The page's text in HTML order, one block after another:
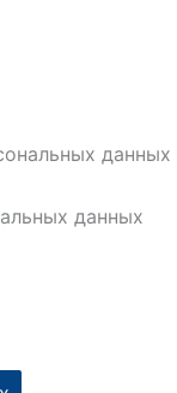
данных
данных